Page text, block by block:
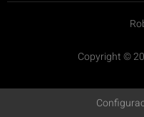
Copyright ©